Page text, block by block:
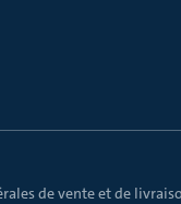
de vente et de